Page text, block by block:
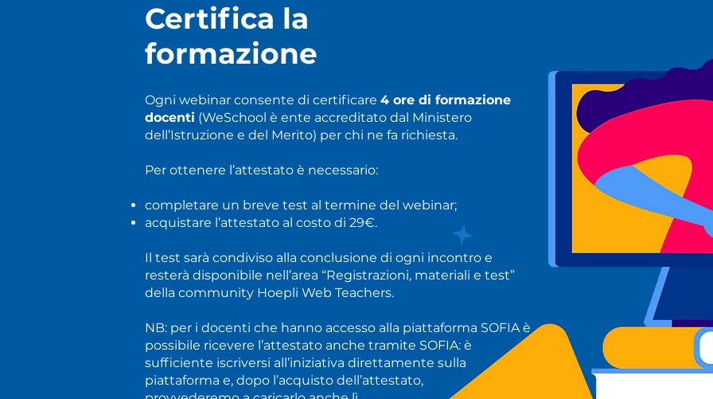
Certifica la
formazione
Ogni webinar consente di certificare 4 ore di formazione
docenti (WeSchool è ente accreditato dal Ministero
dell’Istruzione e del Merito) per chi ne fa richiesta.
Per ottenere l’attestato è necessario:
completare un breve test al termine del webinar;
acquistare l’attestato al costo di 29€.
Il test sarà condiviso alla conclusione di ogni incontro e
resterà disponibile nell’area “Registrazioni, materiali e test”
della community Hoepli Web Teachers.
NB: per i docenti che hanno accesso alla piattaforma SOFIA è
possibile ricevere l’attestato anche tramite SOFIA: è
sufficiente iscriversi all’iniziativa direttamente sulla
piattaforma e, dopo l’acquisto dell’attestato,